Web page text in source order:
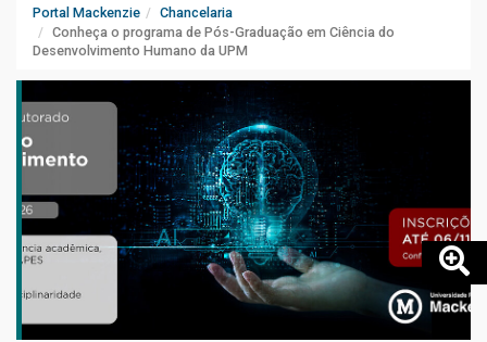
Portal Mackenzie
Chancelaria
Conheça o programa de Pós-Graduação em Ciência do
Desenvolvimento Humano da UPM